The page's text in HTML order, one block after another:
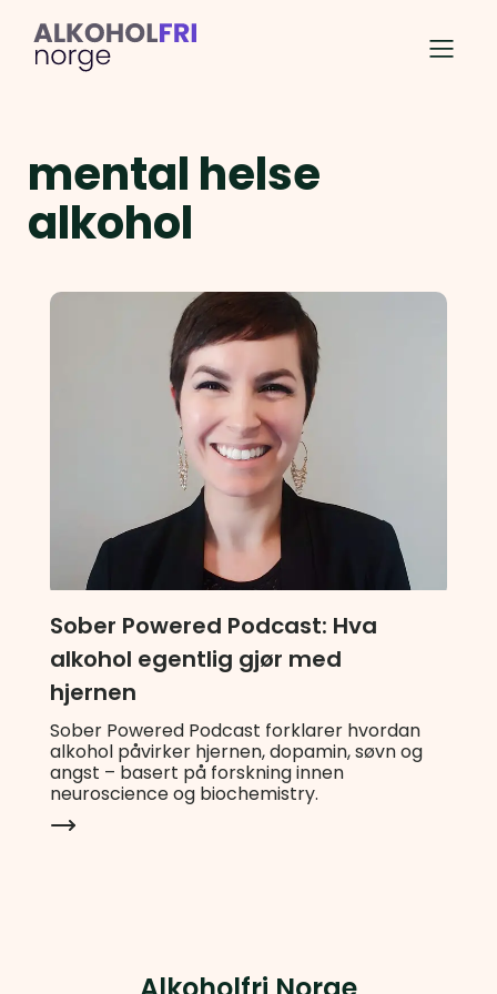
mental helse
alkohol
Sober Powered Podcast: Hva
alkohol egentlig gjør med
hjernen
Sober Powered Podcast forklarer hvordan
alkohol påvirker hjernen, dopamin, søvn og
angst – basert på forskning innen
neuroscience og biochemistry.